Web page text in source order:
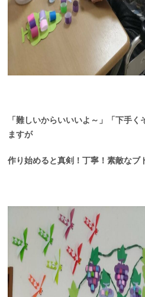
「難しいからいいいよ～」「下手
ますが
作り始めると真剣！丁寧！素敵なブ